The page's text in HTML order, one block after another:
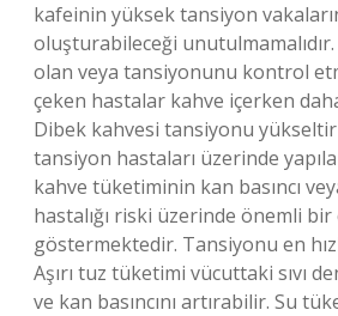
kafeinin yüksek tansiyon
oluşturabileceği
olan veya tansiyonunu kontrol
çeken hastalar kahve içerken
Dibek kahvesi tansiyonu
tansiyon hastaları üzerinde
kahve tüketiminin kan basıncı
hastalığı riski üzerinde önemli bir
göstermektedir. Tansiyonu en
Aşırı tuz tüketimi vücuttaki sıvı
ve kan basıncını artırabilir. Su